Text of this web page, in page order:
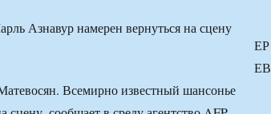
ЕР
ЕВ
Всемирно известный шансонье